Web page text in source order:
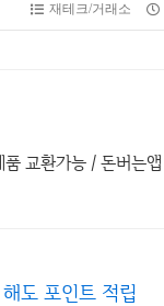
재테크/거래소
교환가능 / 돈버는앱
도 포인트 적립